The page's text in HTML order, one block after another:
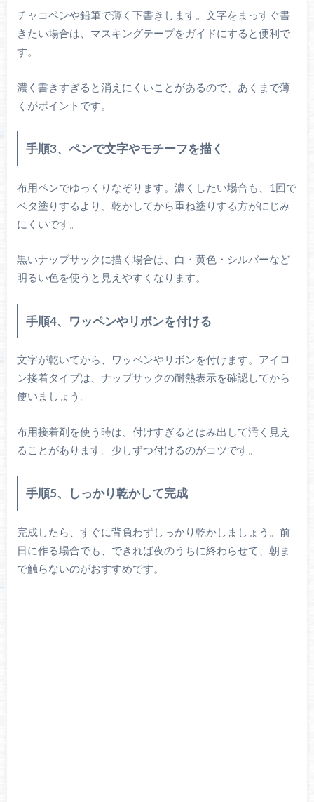
チャコペンや鉛筆で薄く下書きします。文字をまっすぐ書
きたい場合は、マスキングテープをガイドにすると便利で
す。
濃く書きすぎると消えにくいことがあるので、あくまで薄
くがポイントです。
手順3、ペンで文字やモチーフを描く
布用ペンでゆっくりなぞります。濃くしたい場合も、1回で
ベタ塗りするより、乾かしてから重ね塗りする方がにじみ
にくいです。
黒いナップサックに描く場合は、白・黄色・シルバーなど
明るい色を使うと見えやすくなります。
手順4、ワッペンやリボンを付ける
文字が乾いてから、ワッペンやリボンを付けます。アイロ
ン接着タイプは、ナップサックの耐熱表示を確認してから
使いましょう。
布用接着剤を使う時は、付けすぎるとはみ出して汚く見え
ることがあります。少しずつ付けるのがコツです。
手順5、しっかり乾かして完成
完成したら、すぐに背負わずしっかり乾かしましょう。前
日に作る場合でも、できれば夜のうちに終わらせて、朝ま
で触らないのがおすすめです。